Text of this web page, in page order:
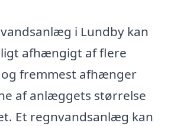
i Lundby kan
afhængigt af flere
fremmest afhænger
af anlæggets størrelse
Et regnvandsanlæg kan